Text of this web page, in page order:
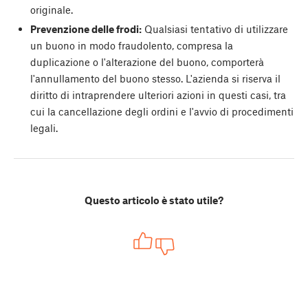
originale.
Prevenzione delle frodi:Qualsiasi tentativo di utilizzare
un buono in modo fraudolento, compresa la
duplicazione o l'alterazione del buono, comporterà
l'annullamento del buono stesso. L'azienda si riserva il
diritto di intraprendere ulteriori azioni in questi casi, tra
cui la cancellazione degli ordini e l'avvio di procedimenti
legali.
Questo articolo è stato utile?